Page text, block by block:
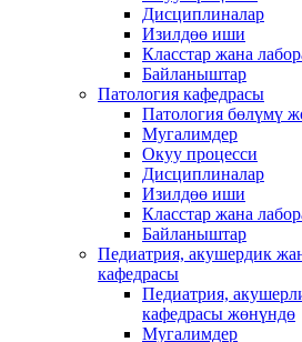
Дисциплиналар
Изилдөө иши
Класстар жана
Байланыштар
Патология кафедрасы
Патология бөлүмү
Мугалимдер
Окуу процесси
Дисциплиналар
Изилдөө иши
Класстар жана
Байланыштар
Педиатрия, акушердик
кафедрасы
Педиатрия,
кафедрасы жөнүндө
Мугалимдер